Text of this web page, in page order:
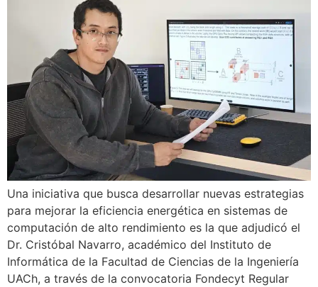
Una iniciativa que busca desarrollar nuevas estrategias
para mejorar la eficiencia energética en sistemas de
computación de alto rendimiento es la que adjudicó el
Dr. Cristóbal Navarro, académico del Instituto de
Informática de la Facultad de Ciencias de la Ingeniería
UACh, a través de la convocatoria Fondecyt Regular